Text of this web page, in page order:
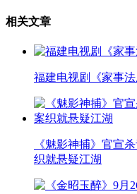
相关文章
福建电视剧《家事
《魅影神捕》官宣
织就悬疑江湖